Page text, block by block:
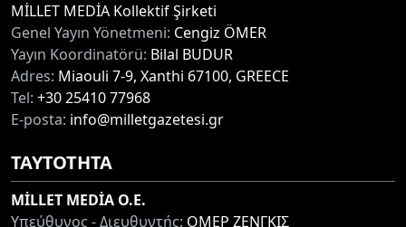
MİLLET MEDİA Kollektif Şirketi
Genel Yayın Yönetmeni: Cengiz ÖMER
Yayın Koordinatörü: Bilal BUDUR
Adres: Miaouli 7-9, Xanthi 67100, GREECE
Tel: +30 25410 77968
E-posta: info@milletgazetesi.gr
ΤΑΥΤΟΤΗΤΑ
MİLLET MEDİA O.E.
Υπεύθυνος - Διευθυντής: ΟΜΕΡ ΖΕΝΓΚΙΣ